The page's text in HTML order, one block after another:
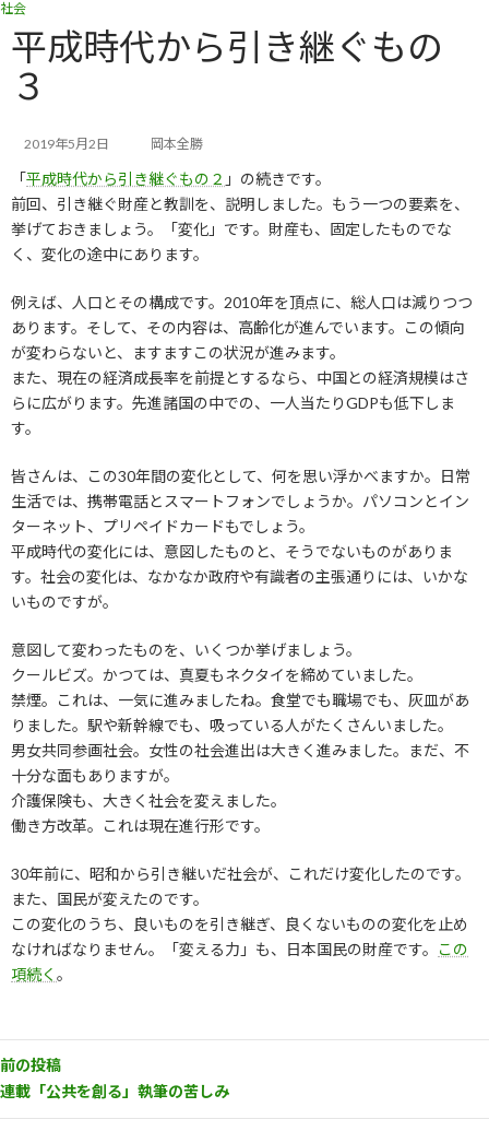
コ
テ
プ
ナ
ゲ
動
社会
平成時代から引き継ぐもの
３
2019年5月2日 岡本全勝
「平成時代から引き継ぐもの２ 」の続きです。
前回、引き継ぐ財産と教訓を、説明しました。もう一つの要素を、
挙げておきましょう。「変化」です。財産も、固定したものでな
く、変化の途中にあります。
例えば、人口とその構成です。2010年を頂点に、総人口は減りつつ
あります。そして、その内容は、高齢化が進んでいます。この傾向
が変わらないと、ますますこの状況が進みます。
また、現在の経済成長率を前提とするなら、中国との経済規模はさ
らに広がります。先進諸国の中での、一人当たりGDPも低下しま
す。
皆さんは、この30年間の変化として、何を思い浮かべますか。日常
生活では、携帯電話とスマートフォンでしょうか。パソコンとイン
ターネット、プリペイドカードもでしょう。
平成時代の変化には、意図したものと、そうでないものがありま
す。社会の変化は、なかなか政府や有識者の主張通りには、いかな
いものですが。
意図して変わったものを、いくつか挙げましょう。
クールビズ。かつては、真夏もネクタイを締めていました。
禁煙。これは、一気に進みましたね。食堂でも職場でも、灰皿があ
りました。駅や新幹線でも、吸っている人がたくさんいました。
男女共同参画社会。女性の社会進出は大きく進みました。まだ、不
十分な面もありますが。
介護保険も、大きく社会を変えました。
働き方改革。これは現在進行形です。
30年前に、昭和から引き継いだ社会が、これだけ変化したのです。
また、国民が変えたのです。
この変化のうち、良いものを引き継ぎ、良くないものの変化を止め
なければなりません。「変える力」も、日本国民の財産です。
この
項続く 。
前の投稿
連載「公共を創る」執筆の苦しみ